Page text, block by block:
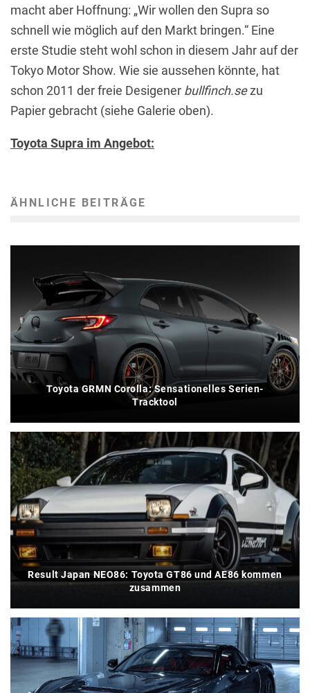
macht aber Hoffnung: „Wir wollen den Supra so
schnell wie möglich auf den Markt bringen.“ Eine
erste Studie steht wohl schon in diesem Jahr auf der
Tokyo Motor Show. Wie sie aussehen könnte, hat
schon 2011 der freie Desigener bullfinch.sezu
Papier gebracht (siehe Galerie oben).
Toyota Supra im Angebot:
ÄHNLICHE BEITRÄGE
Toyota GRMN Corolla: Sensationelles Serien-
Tracktool
Result Japan NEO86: Toyota GT86 und AE86 kommen
zusammen